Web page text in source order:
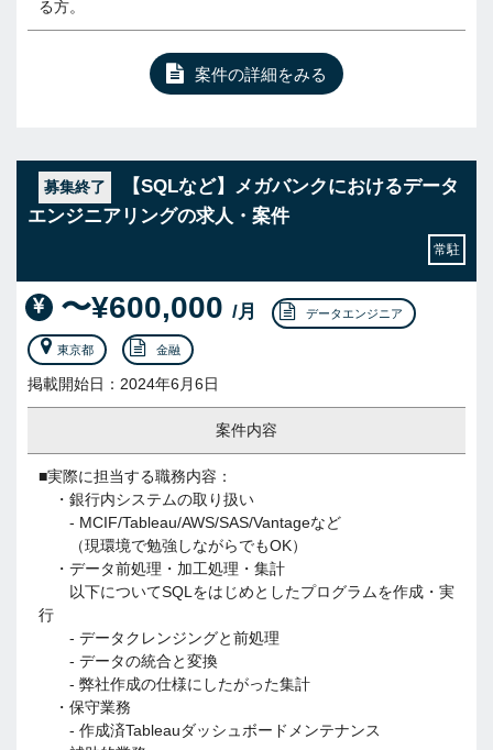
る方。
案件の詳細をみる
募集終了
【SQLなど】メガバンクにおけるデータ
エンジニアリングの求人・案件
常駐
〜¥600,000 /月 データエンジニア
東京都 金融
掲載開始日：2024年6月6日
案件内容
■実際に担当する職務内容：
・銀行内システムの取り扱い
- MCIF/Tableau/AWS/SAS/Vantageなど
（現環境で勉強しながらでもOK）
・データ前処理・加工処理・集計
以下についてSQLをはじめとしたプログラムを作成・実
行
- データクレンジングと前処理
- データの統合と変換
- 弊社作成の仕様にしたがった集計
・保守業務
- 作成済Tableauダッシュボードメンテナンス